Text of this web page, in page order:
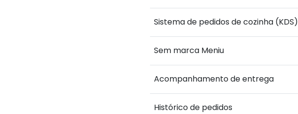
Sistema de pedidos de cozinha (KDS)
Sem marca Meniu
Acompanhamento de entrega
Histórico de pedidos